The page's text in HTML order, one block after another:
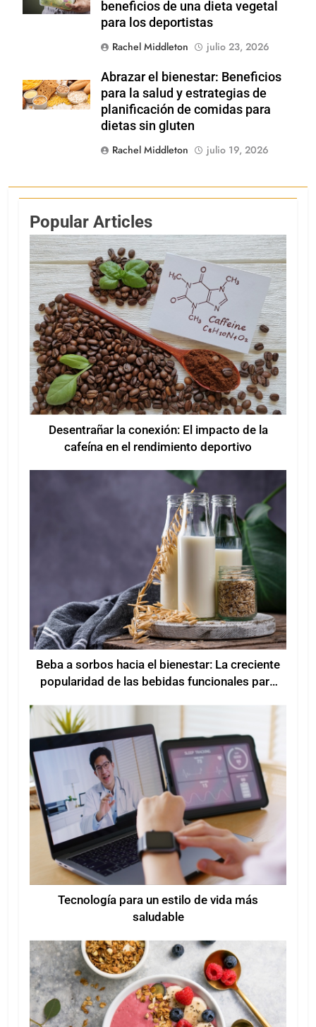
beneficios de una dieta vegetal
para los deportistas
Rachel Middleton
julio 23, 2026
Shutterstock
Abrazar el bienestar: Beneficios
para la salud y estrategias de
planificación de comidas para
dietas sin gluten
Rachel Middleton
julio 19, 2026
Popular Articles
Desentrañar la conexión: El impacto de la
cafeína en el rendimiento deportivo
Beba a sorbos hacia el bienestar: La creciente
popularidad de las bebidas funcionales para
Tecnología para un estilo de vida más
saludable